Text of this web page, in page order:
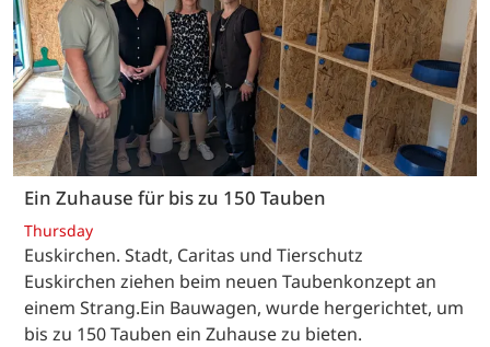
Ein Zuhause für bis zu 150 Tauben
Thursday
Euskirchen. Stadt, Caritas und Tierschutz
Euskirchen ziehen beim neuen Taubenkonzept an
einem Strang.Ein Bauwagen, wurde hergerichtet, um
bis zu 150 Tauben ein Zuhause zu bieten.